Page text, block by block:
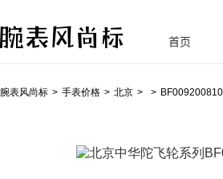
首页
腕表风尚标 手表价格 北京